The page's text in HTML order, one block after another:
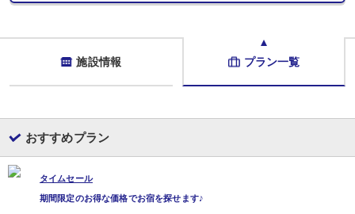
施設情報 プラン一覧
おすすめプラン
タイムセール
期間限定のお得な価格でお宿を探せます♪